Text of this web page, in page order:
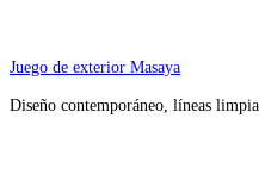
Juego de exterior Masaya
Diseño contemporáneo, líneas